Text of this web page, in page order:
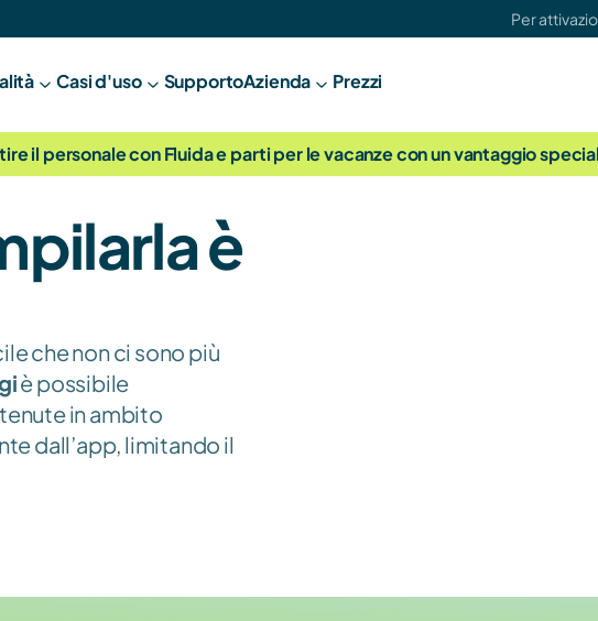
Per
Casi d'uso SupportoAzienda Prezzi
il personale con Fluida e parti per le vacanze con un vantaggio
è
che non ci sono più
in ambito
dall’app, limitando il